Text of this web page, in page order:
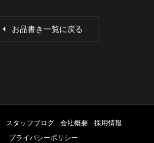
お品書き一覧に戻る
スタッフブログ 会社概要
採用情報
プライバシーポリシー